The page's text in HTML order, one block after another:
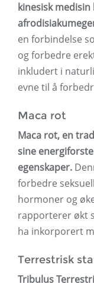
kinesisk
en forbindelse
og forbedre
inkludert i
evne til å
Maca rot
Maca rot, en
sine
egenskaper.
forbedre
hormoner og
rapporterer økt
ha inkorporert
Terrestrisk
Tribulus